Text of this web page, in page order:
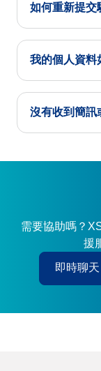
如何重新提交
我的個人資料
沒有收到簡訊
需要協助嗎？
援
即時聊天